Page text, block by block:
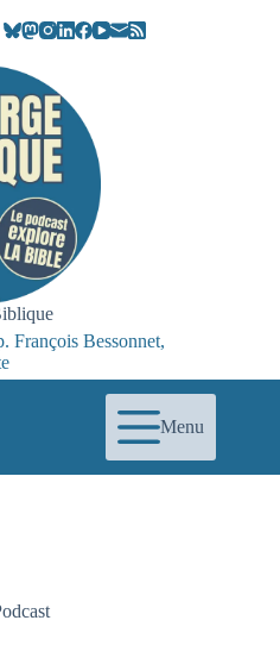
François Bessonnet,
Menu